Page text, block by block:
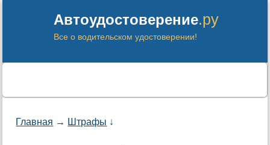
Автоудостоверение.ру
Все о водительском удостоверении!
Главная → Штрафы ↓